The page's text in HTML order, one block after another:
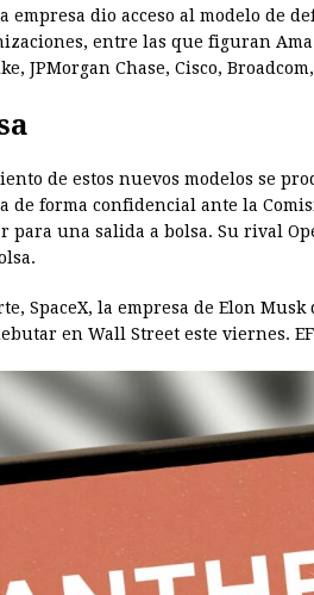
empresa dio acceso al modelo de
entre las que figuran
JPMorgan Chase, Cisco,
de estos nuevos modelos se
de forma confidencial ante la
para una salida a bolsa. Su rival
SpaceX, la empresa de Elon
en Wall Street este viernes.